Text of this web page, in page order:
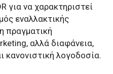
για να χαρακτηριστεί
εναλλακτικής
πραγματική
αλλά διαφάνεια,
κανονιστική λογοδοσία.